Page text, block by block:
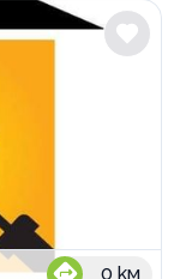
0 км